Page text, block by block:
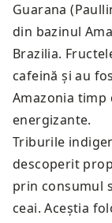
Guarana
din bazinul
Brazilia.
cafeină și au
Amazonia timp
energizante.
Triburile
descoperit
prin consumul
ceai. Aceștia